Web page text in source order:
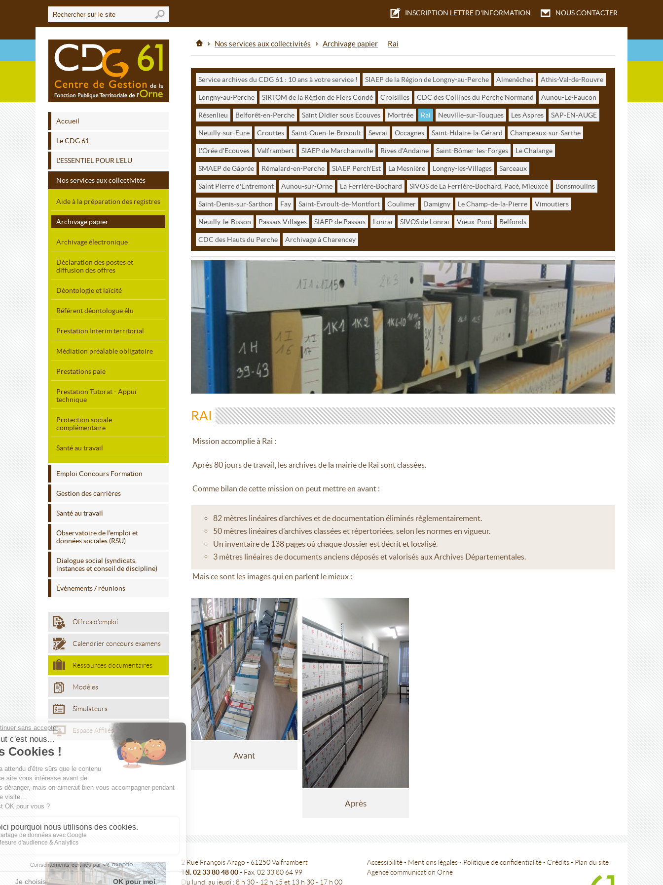
NOUS CONTACTER
INSCRIPTION LETTRE D'INFORMATION
Accueil
Le CDG 61
L'ESSENTIEL POUR L'ELU
Nos services aux collectivités
Aide à la préparation des registres
Archivage papier
Archivage électronique
Déclaration des postes et
diffusion des offres
Déontologie et laïcité
Référent déontologue élu
Prestation Interim territorial
Médiation préalable obligatoire
Prestations paie
Prestation Tutorat - Appui
technique
Protection sociale
complémentaire
Santé au travail
Emploi Concours Formation
Gestion des carrières
Santé au travail
Observatoire de l'emploi et
données sociales (RSU)
Dialogue social (syndicats,
instances et conseil de discipline)
Événements / réunions
Offres d'emploi
Calendrier concours examens
Ressources documentaires
Modèles
Simulateurs
Espace Affiliés
Nos services aux collectivités Archivage papier Rai
Service archives du CDG 61 : 10 ans à votre service ! SIAEP de la Région de Longny-au-Perche Almenêches Athis-Val-de-Rouvre
Longny-au-Perche SIRTOM de la Région de Flers Condé Croisilles CDC des Collines du Perche Normand Aunou-Le-Faucon
Résenlieu Belforêt-en-Perche Saint Didier sous Ecouves Mortrée Rai Neuville-sur-Touques Les Aspres SAP-EN-AUGE
Neuilly-sur-Eure Crouttes Saint-Ouen-le-Brisoult Sevrai Occagnes Saint-Hilaire-la-Gérard Champeaux-sur-Sarthe
L'Orée d'Ecouves Valframbert SIAEP de Marchainville Rives d'Andaine Saint-Bômer-les-Forges Le Chalange
SMAEP de Gâprée Rémalard-en-Perche SIAEP Perch'Est La Mesnière Longny-les-Villages Sarceaux
Saint Pierre d'Entremont Aunou-sur-Orne La Ferrière-Bochard SIVOS de La Ferrière-Bochard, Pacé, Mieuxcé Bonsmoulins
Saint-Denis-sur-Sarthon Fay Saint-Evroult-de-Montfort Coulimer Damigny Le Champ-de-la-Pierre Vimoutiers
Neuilly-le-Bisson Passais-Villages SIAEP de Passais Lonrai SIVOS de Lonrai Vieux-Pont Belfonds
CDC des Hauts du Perche Archivage à Charencey
RAI
Mission accomplie à Rai :
Après 80 jours de travail, les archives de la mairie de Rai sont classées.
Comme bilan de cette mission on peut mettre en avant :
82 mètres linéaires d’archives et de documentation éliminés règlementairement.
50 mètres linéaires d’archives classées et répertoriées, selon les normes en vigueur.
Un inventaire de 138 pages où chaque dossier est décrit et localisé.
3 mètres linéaires de documents anciens déposés et valorisés aux Archives Départementales.
Mais ce sont les images qui en parlent le mieux :
Avant
Après
2 Rue François Arago - 61250 Valframbert
Tél. 02 33 80 48 00- Fax. 02 33 80 64 99
Du lundi au jeudi : 8 h 30 - 12 h 15 et 13 h 30 - 17 h 00
Accessibilité- Mentions légales- Politique de confidentialité- Crédits- Plan du site
Agence communication Orne